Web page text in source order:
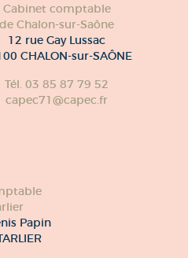
Cabinet comptable
de Chalon-sur-Saône
12 rue Gay Lussac
CHALON-sur-SAÔNE
Tél. 03 85 87 79 52
capec71@capec.fr
Papin